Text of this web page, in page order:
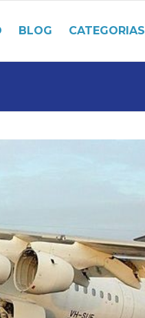
BLOG CATEGORIAS